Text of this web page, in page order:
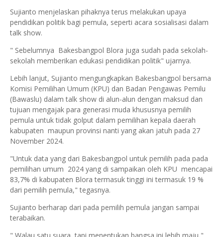
Sujianto menjelaskan pihaknya terus melakukan upaya
pendidikan politik bagi pemula, seperti acara sosialisasi dalam
talk show.
" Sebelumnya Bakesbangpol Blora juga sudah pada sekolah-
sekolah memberikan edukasi pendidikan politik" ujarnya.
Lebih lanjut, Sujianto mengungkapkan Bakesbangpol bersama
Komisi Pemilihan Umum (KPU) dan Badan Pengawas Pemilu
(Bawaslu) dalam talk show di alun-alun dengan maksud dan
tujuan mengajak para generasi muda khususnya pemilih
pemula untuk tidak golput dalam pemilihan kepala daerah
kabupaten maupun provinsi nanti yang akan jatuh pada 27
November 2024.
"Untuk data yang dari Bakesbangpol untuk pemilih pada pada
pemilihan umum 2024 yang di sampaikan oleh KPU mencapai
83,7% di kabupaten Blora termasuk tinggi ini termasuk 19 %
dari pemilih pemula," tegasnya.
Sujianto berharap dari pada pemilih pemula jangan sampai
terabaikan.